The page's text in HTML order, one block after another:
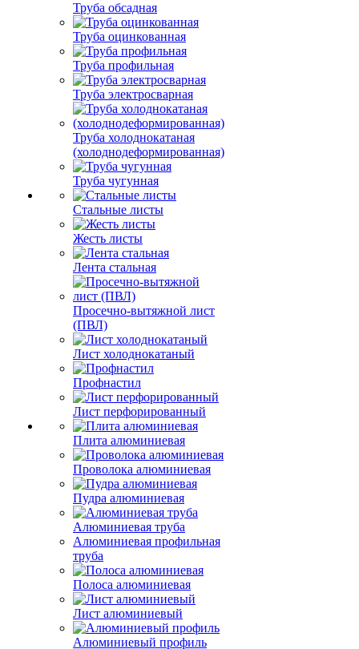
Труба обсадная
Труба оцинкованная
Труба профильная
Труба электросварная
Труба холоднокатаная
(холоднодеформированная)
Труба чугунная
Стальные листы
Жесть листы
Лента стальная
Просечно-вытяжной лист
(ПВЛ)
Лист холоднокатаный
Профнастил
Лист перфорированный
Плита алюминиевая
Проволока алюминиевая
Пудра алюминиевая
Алюминиевая труба
Алюминиевая профильная
труба
Полоса алюминиевая
Лист алюминиевый
Алюминиевый профиль